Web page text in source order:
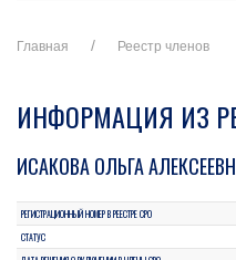
Главная Реестр членов
ИНФОРМАЦИЯ ИЗ
ИСАКОВА ОЛЬГА
РЕГИСТРАЦИОННЫЙ НОМЕР В РЕЕСТРЕ СРО
СТАТУС